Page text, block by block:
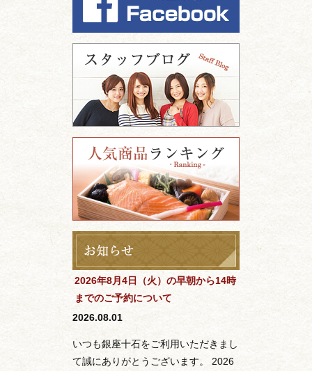
2026年8月4日（火）の早朝から14時
までのご予約について
2026.08.01
いつも銀座十石をご利用いただきまし
て誠にありがとうございます。 2026